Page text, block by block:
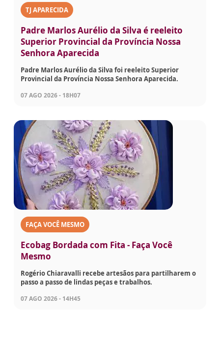
TJ APARECIDA
Padre Marlos Aurélio da Silva é reeleito
Superior Provincial da Província Nossa
Senhora Aparecida
Padre Marlos Aurélio da Silva foi reeleito Superior
Provincial da Província Nossa Senhora Aparecida.
07 AGO 2026 - 18H07
FAÇA VOCÊ MESMO
Ecobag Bordada com Fita - Faça Você
Mesmo
Rogério Chiaravalli recebe artesãos para partilharem o
passo a passo de lindas peças e trabalhos.
07 AGO 2026 - 14H45